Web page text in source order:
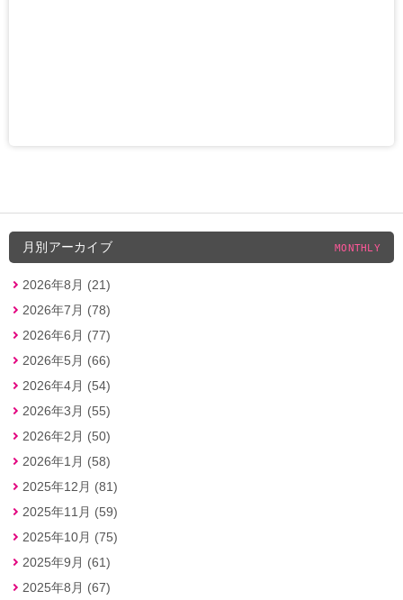
月別アーカイブ MONTHLY
2026年8月 (21)
2026年7月 (78)
2026年6月 (77)
2026年5月 (66)
2026年4月 (54)
2026年3月 (55)
2026年2月 (50)
2026年1月 (58)
2025年12月 (81)
2025年11月 (59)
2025年10月 (75)
2025年9月 (61)
2025年8月 (67)